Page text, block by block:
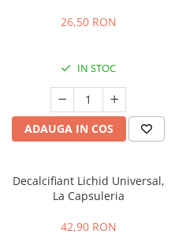
Gusto
26,50 RON
IN STOC
ADAUGA IN COS
Decalcifiant Lichid Universal,
La Capsuleria
42,90 RON